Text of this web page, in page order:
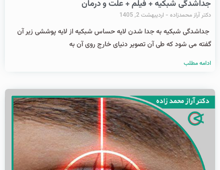
جداشدگی شبکیه + فیلم + علت و درمان
دکتر آراز محمدزاده اردیبهشت 2, 1405
جداشدگی شبکیه به جدا شدن لایه حساس شبکیه از لایه پوششی زیر آن
گفته می شود که طی آن تصویر دنیای خارج روی آن به
ادامه مطلب